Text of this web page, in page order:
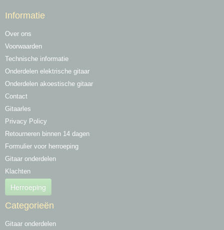
Informatie
Over ons
Voorwaarden
Technische informatie
Onderdelen elektrische gitaar
Onderdelen akoestische gitaar
Contact
Gitaarles
Privacy Policy
Retourneren binnen 14 dagen
Formulier voor herroeping
Gitaar onderdelen
Klachten
Herroeping
Categorieën
Gitaar onderdelen